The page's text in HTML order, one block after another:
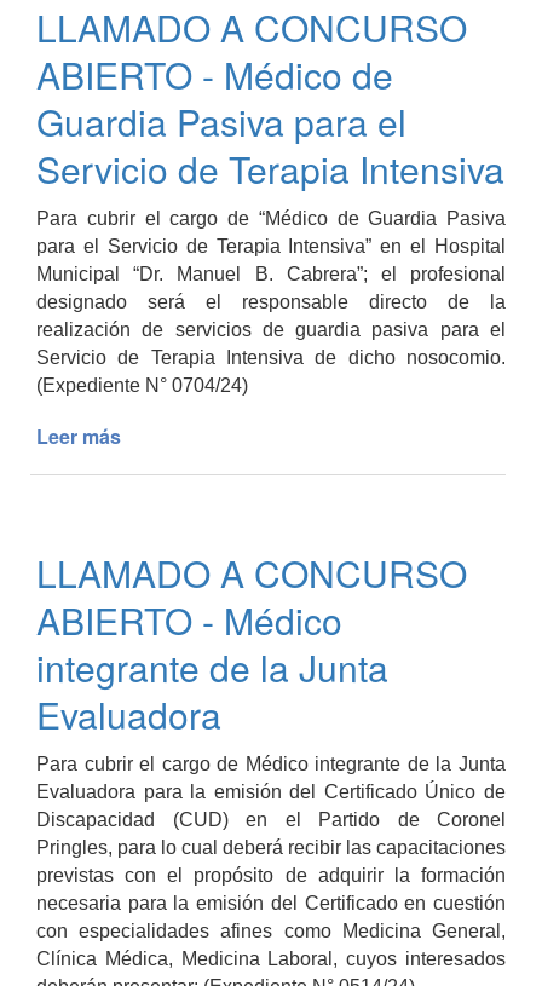
-
Médico
para
prestación
de
Guardias
para
el
Servicio
de
Clínica
Médica
LLAMADO A CONCURSO
ABIERTO - Médico de
Guardia Pasiva para el
Servicio de Terapia Intensiva
Para cubrir el cargo de “Médico de Guardia Pasiva
para el Servicio de Terapia Intensiva” en el Hospital
Municipal “Dr. Manuel B. Cabrera”; el profesional
designado será el responsable directo de la
realización de servicios de guardia pasiva para el
Servicio de Terapia Intensiva de dicho nosocomio.
(Expediente N° 0704/24)
Leer más
-
Médico
de
Pasiva
el
Servicio
de
Terapia
Intensiva
LLAMADO A CONCURSO
ABIERTO - Médico
integrante de la Junta
Evaluadora
Para cubrir el cargo de Médico integrante de la Junta
Evaluadora para la emisión del Certificado Único de
Discapacidad (CUD) en el Partido de Coronel
Pringles, para lo cual deberá recibir las capacitaciones
previstas con el propósito de adquirir la formación
necesaria para la emisión del Certificado en cuestión
con especialidades afines como Medicina General,
Clínica Médica, Medicina Laboral, cuyos interesados